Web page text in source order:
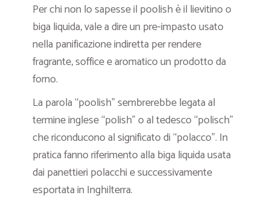
Per chi non lo sapesse il poolish è il lievitino o
biga liquida, vale a dire un pre-impasto usato
nella panificazione indiretta per rendere
fragrante, soffice e aromatico un prodotto da
forno.
La parola “poolish” sembrerebbe legata al
termine inglese “polish” o al tedesco “polisch”
che riconducono al significato di “polacco”. In
pratica fanno riferimento alla biga liquida usata
dai panettieri polacchi e successivamente
esportata in Inghilterra.